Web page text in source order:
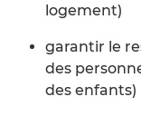
logement)
garantir le
des
des enfants)